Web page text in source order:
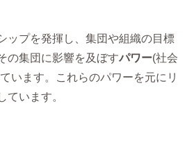
ップを発揮し、集団や組織の目標
の集団に影響を及ぼすパワー(社会
います。これらのパワーを元にリ
ています。